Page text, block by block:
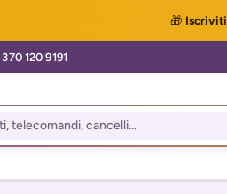
🎁 Iscriviti